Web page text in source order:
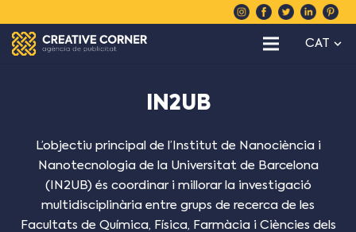
CAT
IN2UB
L’objectiu principal de l’Institut de Nanociència i
Nanotecnologia de la Universitat de Barcelona
(IN2UB) és coordinar i millorar la investigació
multidisciplinària entre grups de recerca de les
Facultats de Química, Física, Farmàcia i Ciències dels